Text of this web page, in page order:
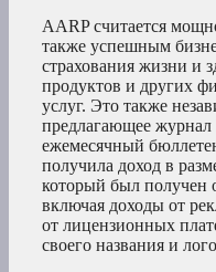
AARP считается
также успешным
страхования жизни и
продуктов и других
услуг. Это также
предлагающее
ежемесячный
получила доход в
который был получен
включая доходы от
от лицензионных
своего названия и